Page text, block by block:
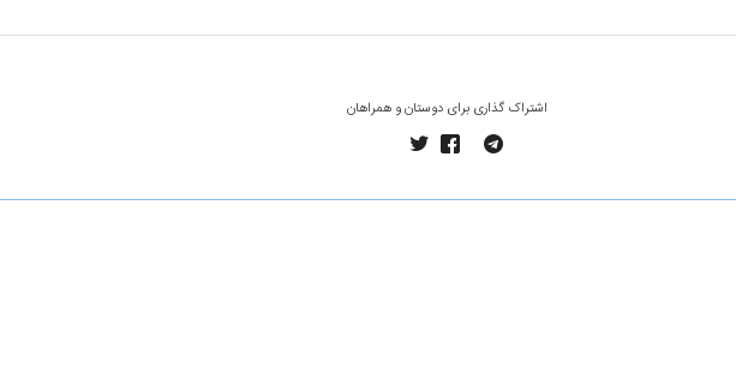
اشتراک گذاری برای دوستان و همراهان